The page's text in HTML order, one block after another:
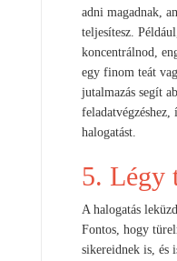
adni magadnak,
teljesítesz.
koncentrálnod,
egy finom teát
jutalmazás segít
halogatást.
5. Légy
A halogatás
Fontos, hogy
sikereidnek is, és